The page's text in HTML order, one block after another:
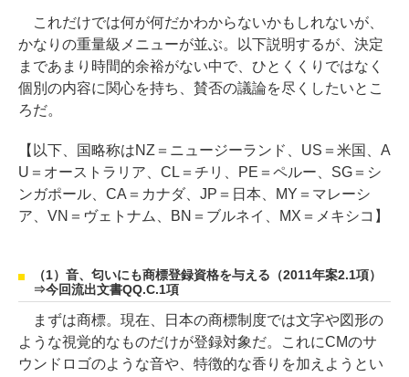
これだけでは何が何だかわからないかもしれないが、
かなりの重量級メニューが並ぶ。以下説明するが、決定
まであまり時間的余裕がない中で、ひとくくりではなく
個別の内容に関心を持ち、賛否の議論を尽くしたいとこ
ろだ。
【以下、国略称はNZ＝ニュージーランド、US＝米国、A
U＝オーストラリア、CL＝チリ、PE＝ペルー、SG＝シ
ンガポール、CA＝カナダ、JP＝日本、MY＝マレーシ
ア、VN＝ヴェトナム、BN＝ブルネイ、MX＝メキシコ】
（1）音、匂いにも商標登録資格を与える（2011年案2.1項）
⇒今回流出文書QQ.C.1項
まずは商標。現在、日本の商標制度では文字や図形の
ような視覚的なものだけが登録対象だ。これにCMのサ
ウンドロゴのような音や、特徴的な香りを加えようとい